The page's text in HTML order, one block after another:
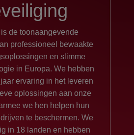
de toonaangevende
professioneel bewaakte
en slimme
in Europa. We hebben
ervaring in het leveren
oplossingen aan onze
we hen helpen hun
te beschermen. We
in 18 landen en hebben